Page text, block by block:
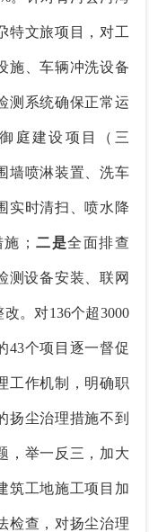
特文旅项目，对工
施、车辆冲洗设备
测系统确保正常运
庭建设项目（三
墙喷淋装置、洗车
实时清扫、喷水降
； 二是全面排查
测设备安装、联网
。对136个超3000
43个项目逐一督促
工作机制，明确职
扬尘治理措施不到
，举一反三，加大
筑工地施工项目加
检查，对扬尘治理